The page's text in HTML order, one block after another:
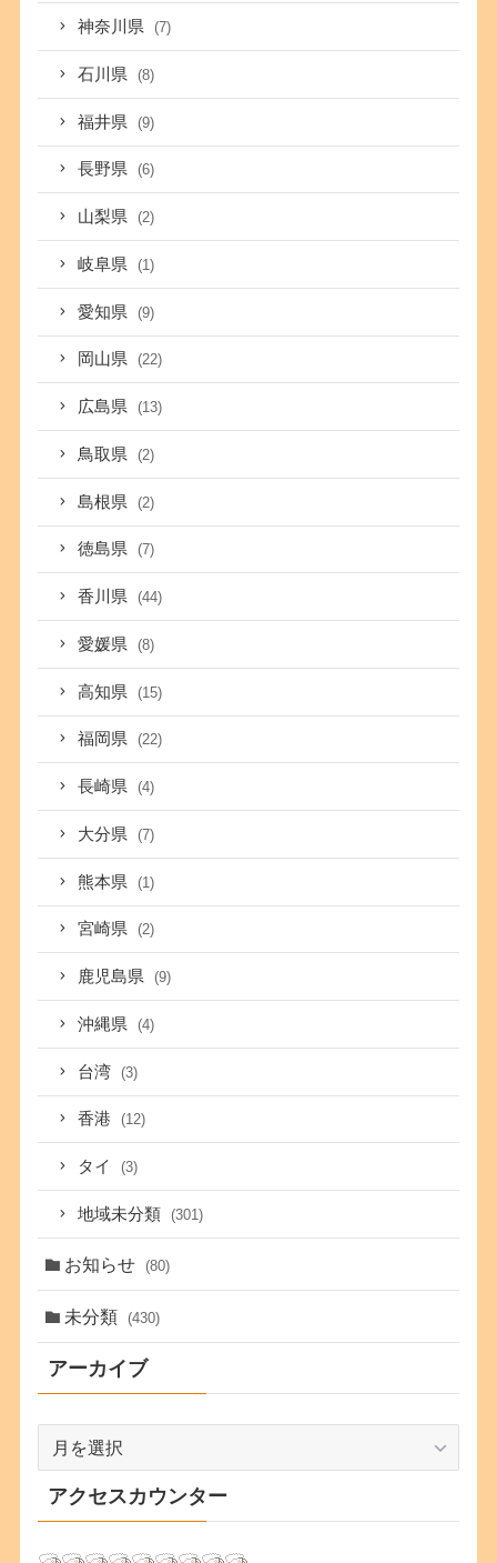
神奈川県 (7)
石川県 (8)
福井県 (9)
長野県 (6)
山梨県 (2)
岐阜県 (1)
愛知県 (9)
岡山県 (22)
広島県 (13)
鳥取県 (2)
島根県 (2)
徳島県 (7)
香川県 (44)
愛媛県 (8)
高知県 (15)
福岡県 (22)
長崎県 (4)
大分県 (7)
熊本県 (1)
宮崎県 (2)
鹿児島県 (9)
沖縄県 (4)
台湾 (3)
香港 (12)
タイ (3)
地域未分類 (301)
お知らせ (80)
未分類 (430)
アーカイブ
カ
イ
アクセスカウンター